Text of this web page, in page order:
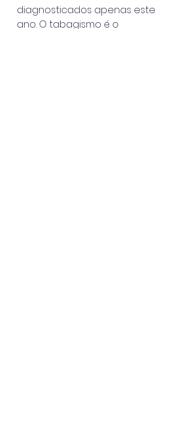
diagnosticados apenas este
ano. O tabagismo é o